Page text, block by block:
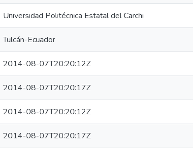
Universidad Politécnica Estatal del Carchi
Tulcán-Ecuador
2014-08-07T20:20:12Z
2014-08-07T20:20:17Z
2014-08-07T20:20:12Z
2014-08-07T20:20:17Z